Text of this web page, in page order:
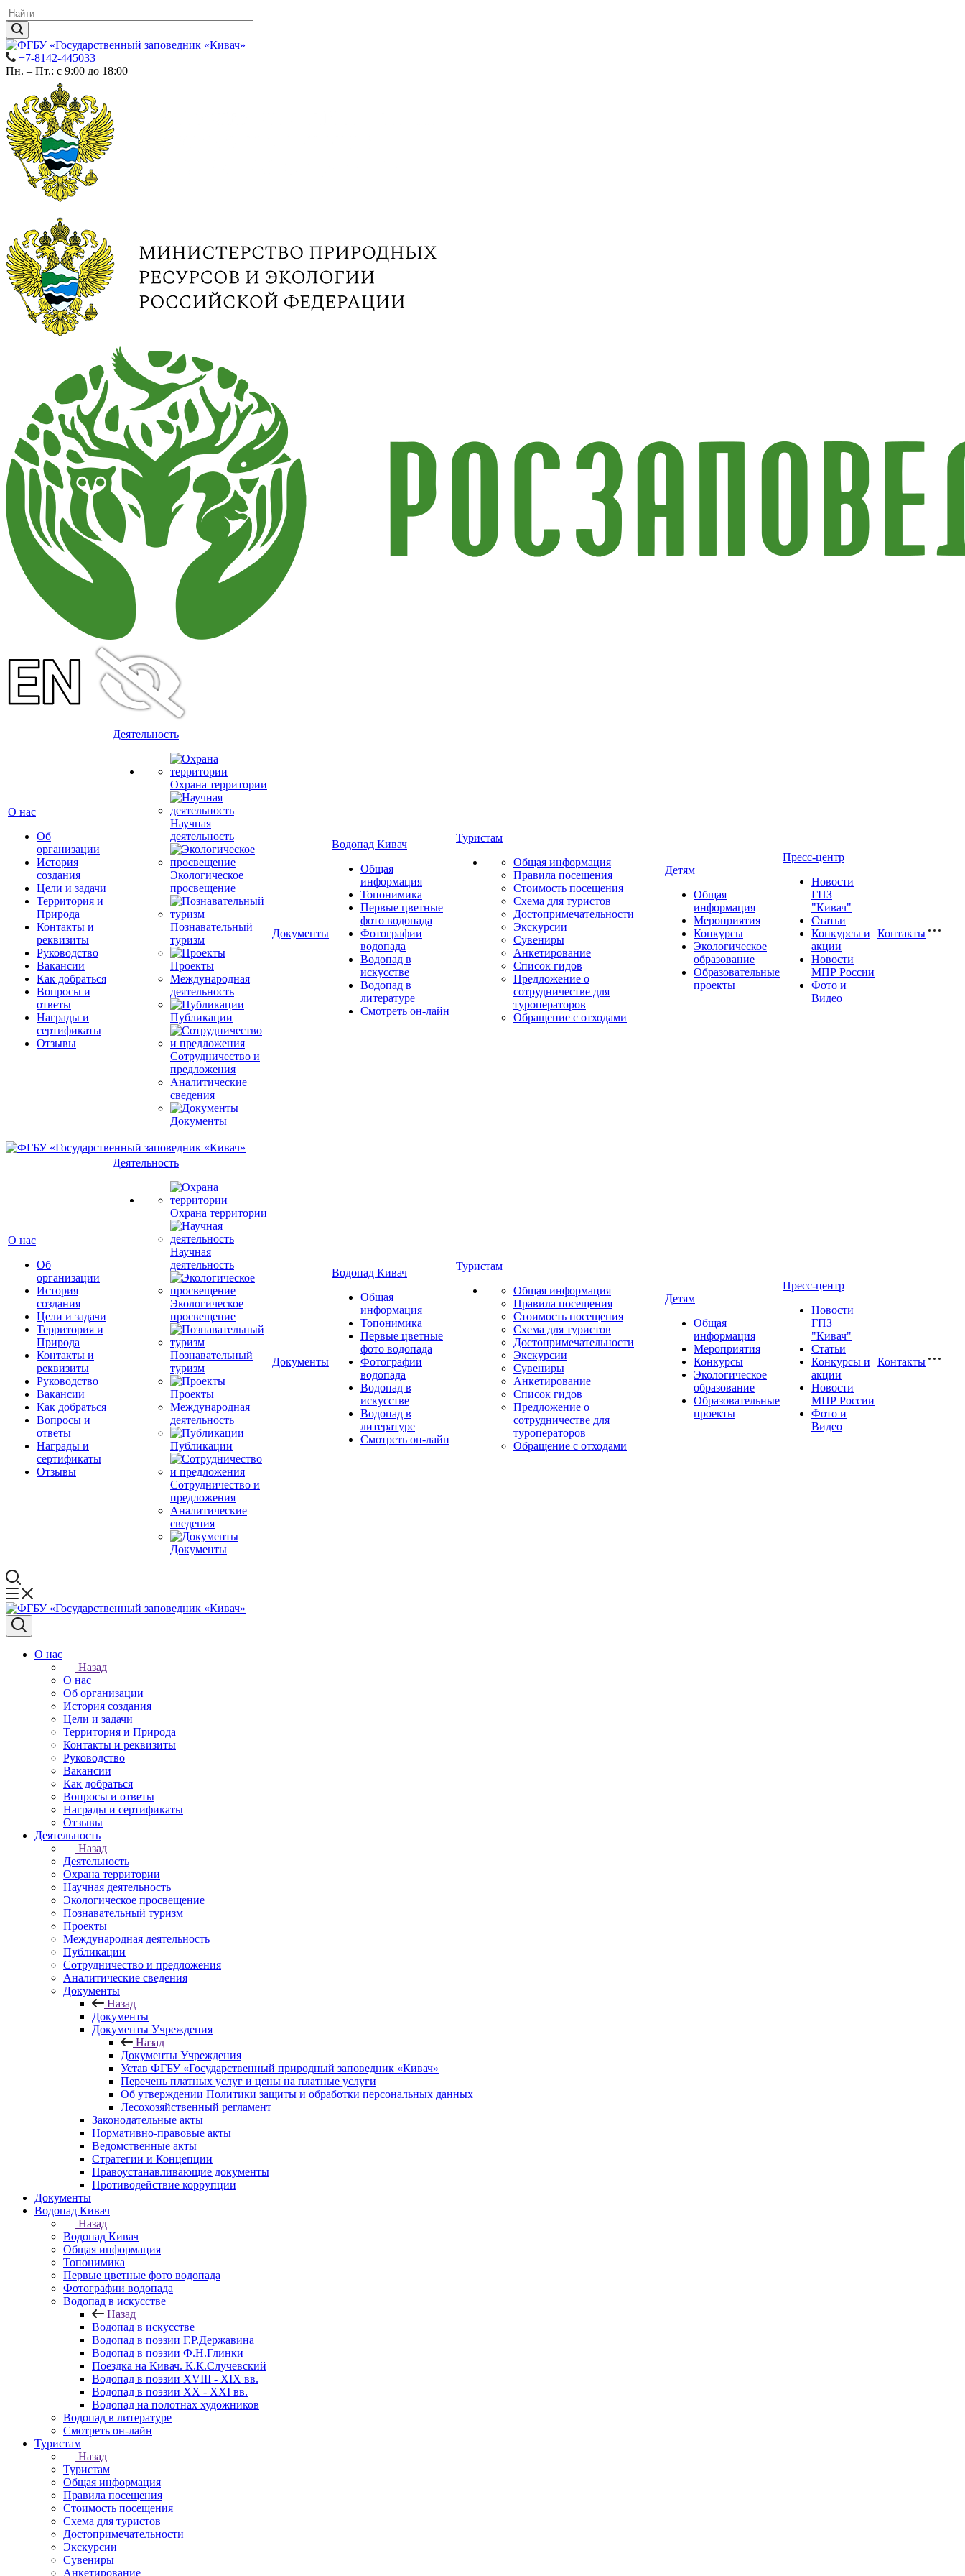
+7-8142-445033
Пн. – Пт.: с 9:00 до 18:00
О нас
Об
организации
История
создания
Цели и задачи
Территория и
Природа
Контакты и
реквизиты
Руководство
Вакансии
Как добраться
Вопросы и
ответы
Награды и
сертификаты
Отзывы
Деятельность
Охрана территории
Научная
деятельность
Экологическое
просвещение
Познавательный
туризм
Проекты
Международная
деятельность
Публикации
Сотрудничество и
предложения
Аналитические
сведения
Документы
Документы
Водопад Кивач
Общая
информация
Топонимика
Первые цветные
фото водопада
Фотографии
водопада
Водопад в
искусстве
Водопад в
литературе
Смотреть он-лайн
Туристам
Общая информация
Правила посещения
Стоимость посещения
Схема для туристов
Достопримечательности
Экскурсии
Сувениры
Анкетирование
Список гидов
Предложение о
сотрудничестве для
туроператоров
Обращение с отходами
Детям
Общая
информация
Мероприятия
Конкурсы
Экологическое
образование
Образовательные
проекты
Пресс-центр
Новости
ГПЗ
"Кивач"
Статьи
Конкурсы и
акции
Новости
МПР России
Фото и
Видео
Контакты
О нас
Об
организации
История
создания
Цели и задачи
Территория и
Природа
Контакты и
реквизиты
Руководство
Вакансии
Как добраться
Вопросы и
ответы
Награды и
сертификаты
Отзывы
Деятельность
Охрана территории
Научная
деятельность
Экологическое
просвещение
Познавательный
туризм
Проекты
Международная
деятельность
Публикации
Сотрудничество и
предложения
Аналитические
сведения
Документы
Документы
Водопад Кивач
Общая
информация
Топонимика
Первые цветные
фото водопада
Фотографии
водопада
Водопад в
искусстве
Водопад в
литературе
Смотреть он-лайн
Туристам
Общая информация
Правила посещения
Стоимость посещения
Схема для туристов
Достопримечательности
Экскурсии
Сувениры
Анкетирование
Список гидов
Предложение о
сотрудничестве для
туроператоров
Обращение с отходами
Детям
Общая
информация
Мероприятия
Конкурсы
Экологическое
образование
Образовательные
проекты
Пресс-центр
Новости
ГПЗ
"Кивач"
Статьи
Конкурсы и
акции
Новости
МПР России
Фото и
Видео
Контакты
О нас
Назад
О нас
Об организации
История создания
Цели и задачи
Территория и Природа
Контакты и реквизиты
Руководство
Вакансии
Как добраться
Вопросы и ответы
Награды и сертификаты
Отзывы
Деятельность
Назад
Деятельность
Охрана территории
Научная деятельность
Экологическое просвещение
Познавательный туризм
Проекты
Международная деятельность
Публикации
Сотрудничество и предложения
Аналитические сведения
Документы
Назад
Документы
Документы Учреждения
Назад
Документы Учреждения
Устав ФГБУ «Государственный природный заповедник «Кивач»
Перечень платных услуг и цены на платные услуги
Об утверждении Политики защиты и обработки персональных данных
Лесохозяйственный регламент
Законодательные акты
Нормативно-правовые акты
Ведомственные акты
Стратегии и Концепции
Правоустанавливающие документы
Противодействие коррупции
Документы
Водопад Кивач
Назад
Водопад Кивач
Общая информация
Топонимика
Первые цветные фото водопада
Фотографии водопада
Водопад в искусстве
Назад
Водопад в искусстве
Водопад в поэзии Г.Р.Державина
Водопад в поэзии Ф.Н.Глинки
Поездка на Кивач. К.К.Случевский
Водопад в поэзии XVIII - XIX вв.
Водопад в поэзии XX - XXI вв.
Водопад на полотнах художников
Водопад в литературе
Смотреть он-лайн
Туристам
Назад
Туристам
Общая информация
Правила посещения
Стоимость посещения
Схема для туристов
Достопримечательности
Экскурсии
Сувениры
Анкетирование